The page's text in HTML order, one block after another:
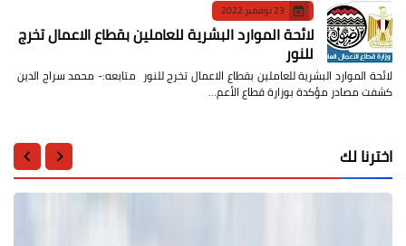
23 نوفمبر 2022
لائحة الموارد البشرية للعاملين بقطاع الاعمال تخرج
للنور
لائحة الموارد البشرية للعاملين بقطاع الاعمال تخرج للنور متابعه:- محمد سراج الدين
كشفت مصادر مؤكدة بوزارة قطاع الأعم…
اخترنا لك